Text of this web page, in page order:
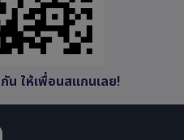
น ให้เพื่อนสแกนเลย!